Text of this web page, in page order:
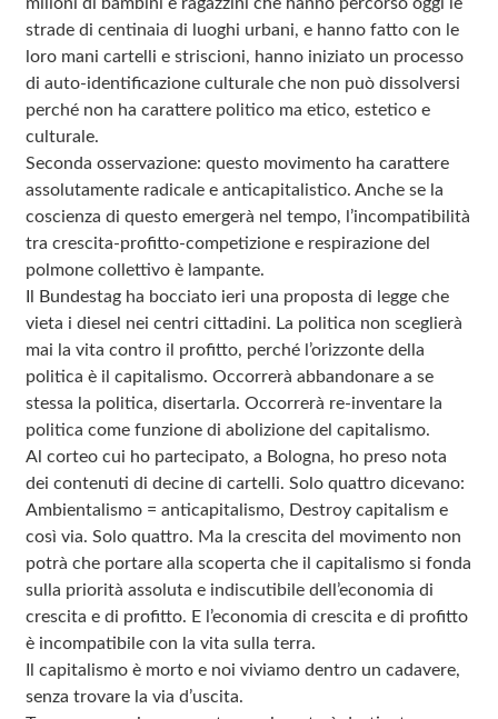
strade di centinaia di luoghi urbani, e hanno fatto con le
loro mani cartelli e striscioni, hanno iniziato un processo
di auto-identificazione culturale che non può dissolversi
perché non ha carattere politico ma etico, estetico e
culturale.
Seconda osservazione: questo movimento ha carattere
assolutamente radicale e anticapitalistico. Anche se la
coscienza di questo emergerà nel tempo, l’incompatibilità
tra crescita-profitto-competizione e respirazione del
polmone collettivo è lampante.
Il Bundestag ha bocciato ieri una proposta di legge che
vieta i diesel nei centri cittadini. La politica non sceglierà
mai la vita contro il profitto, perché l’orizzonte della
politica è il capitalismo. Occorrerà abbandonare a se
stessa la politica, disertarla. Occorrerà re-inventare la
politica come funzione di abolizione del capitalismo.
Al corteo cui ho partecipato, a Bologna, ho preso nota
dei contenuti di decine di cartelli. Solo quattro dicevano:
Ambientalismo = anticapitalismo, Destroy capitalism e
così via. Solo quattro. Ma la crescita del movimento non
potrà che portare alla scoperta che il capitalismo si fonda
sulla priorità assoluta e indiscutibile dell’economia di
crescita e di profitto. E l’economia di crescita e di profitto
è incompatibile con la vita sulla terra.
Il capitalismo è morto e noi viviamo dentro un cadavere,
senza trovare la via d’uscita.